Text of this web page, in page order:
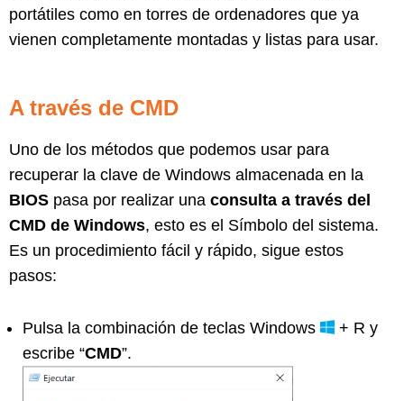
portátiles como en torres de ordenadores que ya
vienen completamente montadas y listas para usar.
A través de CMD
Uno de los métodos que podemos usar para
recuperar la clave de Windows almacenada en la
BIOS pasa por realizar una consulta a través del
CMD de Windows, esto es el Símbolo del sistema.
Es un procedimiento fácil y rápido, sigue estos
pasos:
Pulsa la combinación de teclas Windows
+ R y
escribe “CMD”.